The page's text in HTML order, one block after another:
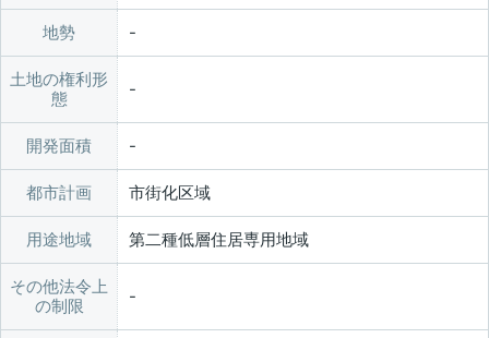
地勢
土地の権利形
態
開発面積
都市計画 市街化区域
用途地域 第二種低層住居専用地域
その他法令上
の制限